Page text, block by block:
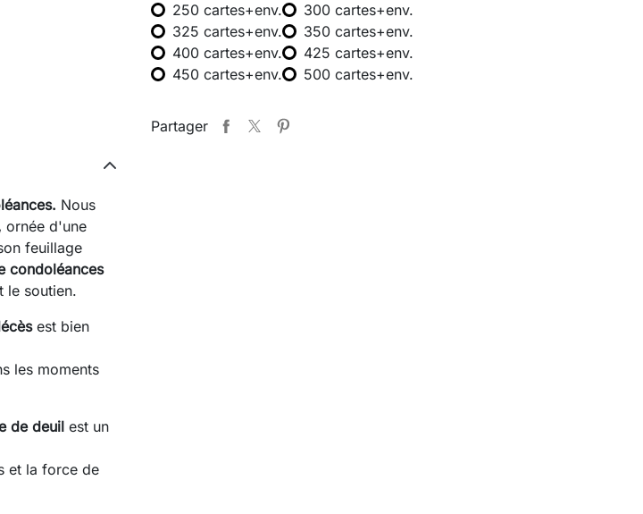
250 cartes+env.
300 cartes+env.
325 cartes+env.
350 cartes+env.
400 cartes+env.
425 cartes+env.
450 cartes+env.
500 cartes+env.
Partager
. Nous
ornée d'une
feuillage
condoléances
le soutien.
est bien
les moments
de deuil est un
et la force de